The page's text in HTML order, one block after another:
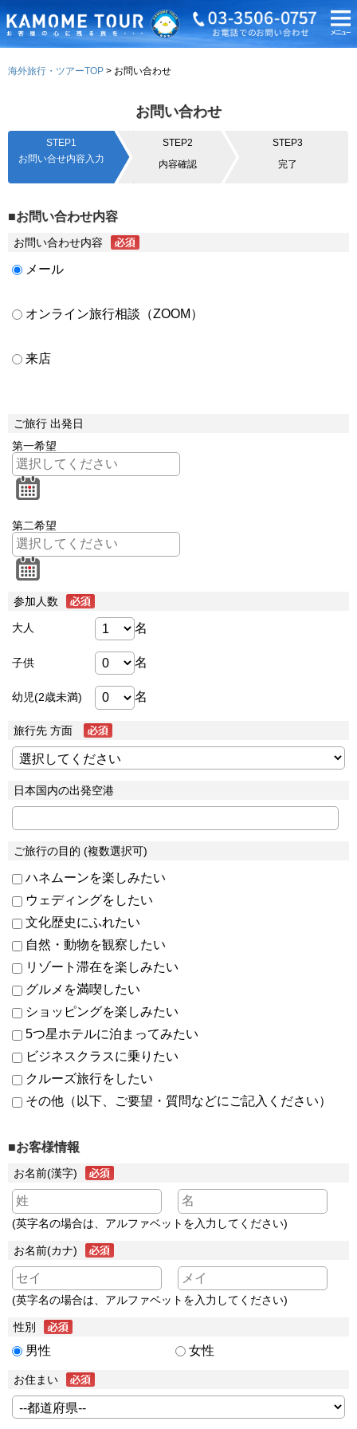
海外旅行・ツアーTOP お問い合わせ
お問い合わせ
STEP1
お問い合せ内容入力
STEP2
内容確認
STEP3
完了
■お問い合わせ内容
お問い合わせ内容
メール
オンライン旅行相談（ZOOM）
来店
ご旅行 出発日
第一希望
第二希望
参加人数
大人 名
子供 名
幼児(2歳未満) 名
旅行先 方面
日本国内の出発空港
ご旅行の目的 (複数選択可)
ハネムーンを楽しみたい
ウェディングをしたい
文化歴史にふれたい
自然・動物を観察したい
リゾート滞在を楽しみたい
グルメを満喫したい
ショッピングを楽しみたい
5つ星ホテルに泊まってみたい
ビジネスクラスに乗りたい
クルーズ旅行をしたい
その他（以下、ご要望・質問などにご記入ください）
■お客様情報
お名前(漢字)
(英字名の場合は、アルファベットを入力してください)
お名前(カナ)
(英字名の場合は、アルファベットを入力してください)
性別
男性 女性
お住まい